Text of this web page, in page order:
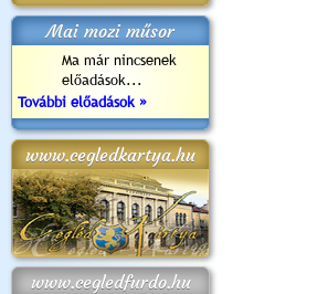
Mai mozi műsor
Ma már nincsenek
előadások...
További előadások »
www.cegledkartya.hu
www.cegledfurdo.hu